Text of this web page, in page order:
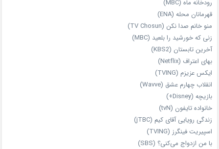
رودخانه ماه (MBC)
قهرمانان محله (ENA)
منو خانم صدا نکن (TV Chosun)
زنی که خورشید را بلعید (MBC)
آخرین تابستان (KBS2)
بهای اعتراف (Netflix)
ایکس عزیزم (TVING)
انقلاب چهارم عشق (Wavve)
بازیچه (Disney+)
خانواده تایفون (tvN)
زندگی رویایی آقای کیم (jTBC)
اسپیریت فینگرز (TVING)
با من ازدواج می‌کنی؟ (SBS)